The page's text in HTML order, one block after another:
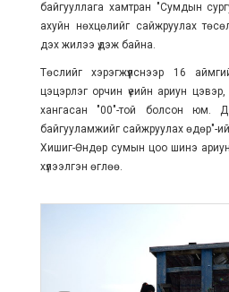
байгууллага хамтран "Сумдын
ахуйн нөхцөлийг сайжруулах
дэх жилээ үдэж байна.
Төслийг хэрэгжүүлснээр 16
цэцэрлэг орчин үеийн ариун
хангасан "00"-той болсон юм.
байгууламжийг сайжруулах өдөр"-
Хишиг-Өндөр сумын цоо шинэ
хүлээлгэн өглөө.